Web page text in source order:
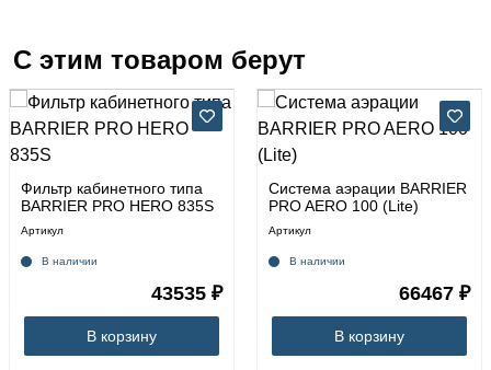
С этим товаром берут
Фильтр кабинетного типа
BARRIER PRO HERO 835S
Артикул
В наличии
43535 ₽
В корзину
Система аэрации BARRIER
PRO AERO 100 (Lite)
Артикул
В наличии
66467 ₽
В корзину